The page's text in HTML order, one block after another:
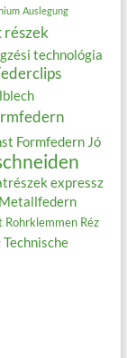
Auslegung
részek
technológia
Formfedern Jó
expressz
Metallfedern
Rohrklemmen Réz
Technische